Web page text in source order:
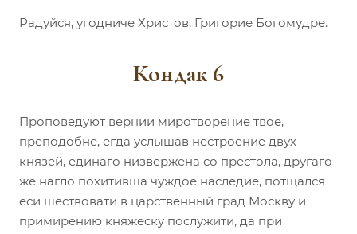
Радуйся, угодниче Христов, Григорие Богомудре.
Кондак 6
Проповедуют вернии миротворение твое,
преподобне, егда услышав нестроение двух
князей, единаго низвержена со престола, другаго
же нагло похитивша чуждое наследие, потщался
еси шествовати в царственный град Москву и
примирению княжеску послужити, да при